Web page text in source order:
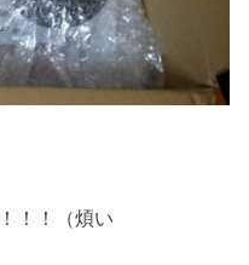
！！（煩い